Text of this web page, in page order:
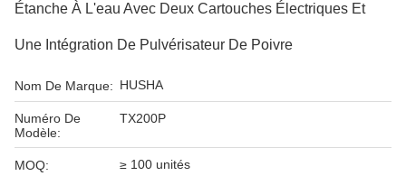
Étanche À L'eau Avec Deux Cartouches Électriques Et
Une Intégration De Pulvérisateur De Poivre
Nom De Marque: HUSHA
Numéro De
Modèle:
TX200P
MOQ: ≥ 100 unités